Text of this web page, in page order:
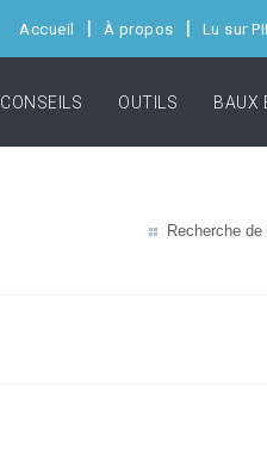
Accueil À propos Lu sur
CONSEILS OUTILS BAUX
Recherche